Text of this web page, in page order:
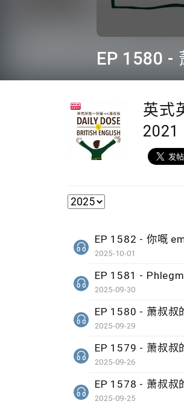
seconds
of
minutes,
英式
2021
EP 1582 - 你嘅
2025-10-01
EP 1581 - Phlegm
2025-09-30
EP 1580 - 萧叔
2025-09-29
EP 1579 - 萧叔
2025-09-26
EP 1578 - 萧叔叔
2025-09-25